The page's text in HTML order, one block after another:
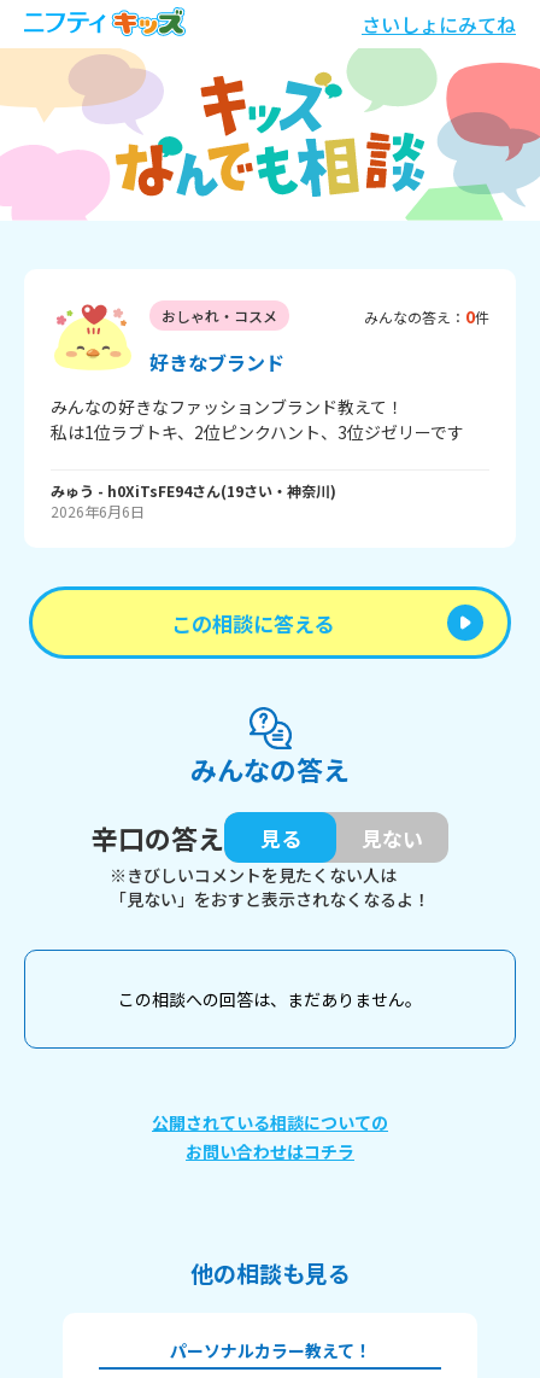
さいしょにみてね
おしゃれ・コスメ みんなの答え： 0件
好きなブランド
みんなの好きなファッションブランド教えて！
私は1位ラブトキ、2位ピンクハント、3位ジゼリーです
みゅう - h0XiTsFE94さん(19さい・ 神奈川)
2026年6月6日
この相談に答える
みんなの答え
辛口の答え
見る 見ない
※きびしいコメントを見たくない人は
「見ない」をおすと表示されなくなるよ！
この相談への回答は、まだありません。
公開されている相談についての
お問い合わせはコチラ
他の相談も見る
パーソナルカラー教えて！